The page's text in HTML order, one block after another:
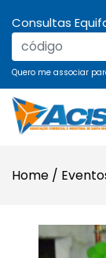
Consultas
Quero me associar
Home /